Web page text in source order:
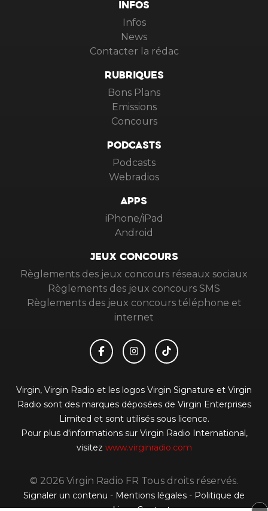
INFOS
Infos
News
Contacter la rédac
RUBRIQUES
Bons Plans
Emissions
Concours
PODCASTS
Podcasts
Webradios
APPS
iPhone/iPad
Android
JEUX CONCOURS
Règlements des jeux concours réseaux sociaux
Règlements des jeux concours SMS
Règlements des jeux concours téléphone et
internet
Virgin, Virgin Radio et les logos Virgin Signature et Virgin
Radio sont des marques déposées de Virgin Enterprises
Limited et sont utilisés sous licence.
Pour plus d'informations sur Virgin Radio International,
visitez www.virginradio.com
© 2026 Virgin Radio FR Tous droits réservés.
Signaler un contenu - Mentions légales - Politique de